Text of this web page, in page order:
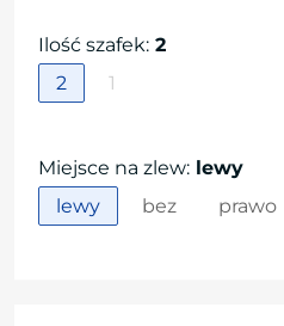
Ilość szafek: 2
2
1
Miejsce na zlew: lewy
lewy
bez prawo